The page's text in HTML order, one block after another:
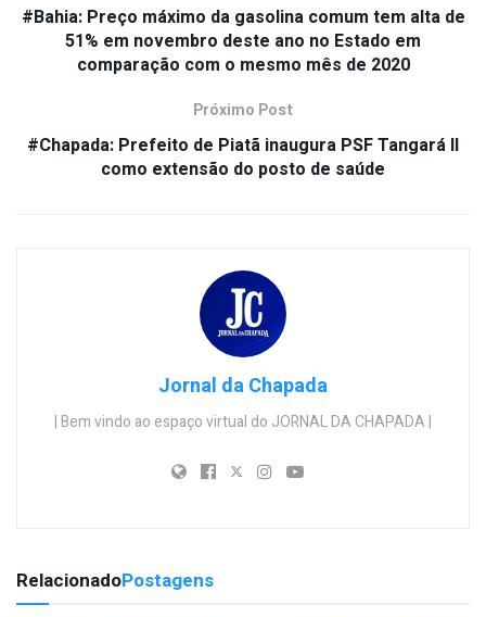
#Bahia: Preço máximo da gasolina comum tem alta de
51% em novembro deste ano no Estado em
comparação com o mesmo mês de 2020
Próximo Post
#Chapada: Prefeito de Piatã inaugura PSF Tangará II
como extensão do posto de saúde
Jornal da Chapada
| Bem vindo ao espaço virtual do JORNAL DA CHAPADA |
RelacionadoPostagens